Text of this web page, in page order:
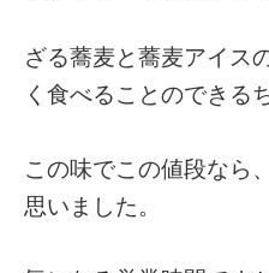
ざる蕎麦と蕎麦アイス
く食べることのできる
この味でこの値段なら
思いました。